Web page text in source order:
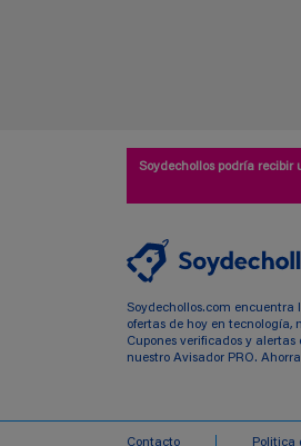
Soydechollos podría recibir
Soydechollos.com encuentra
ofertas de hoy en tecnología,
Cupones verificados y alertas
nuestro Avisador PRO.
Contacto Politica